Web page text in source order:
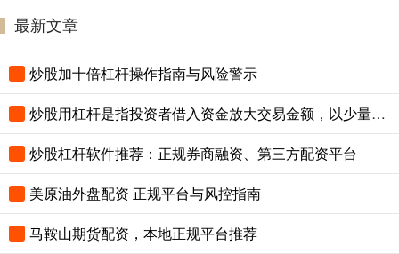
最新文章
炒股加十倍杠杆操作指南与风险警示
炒股用杠杆是指投资者借入资金放大交易金额，以少量本金博取更高收益，同时风险也成倍增加。
炒股杠杆软件推荐：正规券商融资、第三方配资平台
美原油外盘配资 正规平台与风控指南
马鞍山期货配资，本地正规平台推荐